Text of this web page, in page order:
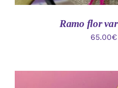
Ramo flor
65.00€